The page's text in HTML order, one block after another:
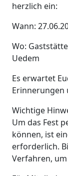
herzlich ein:
Wann:
Wo:
Uedem
Es erwartet
Erinnerungen
Wichtige
Um das Fest
können, ist
erforderlich.
Verfahren,